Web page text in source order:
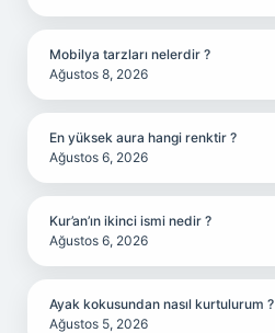
Mobilya tarzları nelerdir ?
Ağustos 8, 2026
En yüksek aura hangi renktir ?
Ağustos 6, 2026
Kur’an’ın ikinci ismi nedir ?
Ağustos 6, 2026
Ayak kokusundan nasıl kurtulurum ?
Ağustos 5, 2026